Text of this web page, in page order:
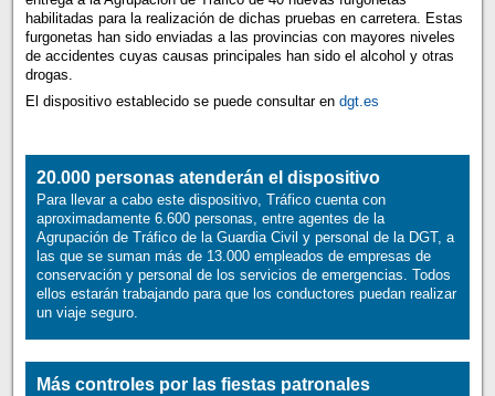
habilitadas para la realización de dichas pruebas en carretera. Estas
furgonetas han sido enviadas a las provincias con mayores niveles
de accidentes cuyas causas principales han sido el alcohol y otras
drogas.
El dispositivo establecido se puede consultar en dgt.es
20.000 personas atenderán el dispositivo
Para llevar a cabo este dispositivo, Tráfico cuenta con
aproximadamente 6.600 personas, entre agentes de la
Agrupación de Tráfico de la Guardia Civil y personal de la DGT, a
las que se suman más de 13.000 empleados de empresas de
conservación y personal de los servicios de emergencias. Todos
ellos estarán trabajando para que los conductores puedan realizar
un viaje seguro.
Más controles por las fiestas patronales